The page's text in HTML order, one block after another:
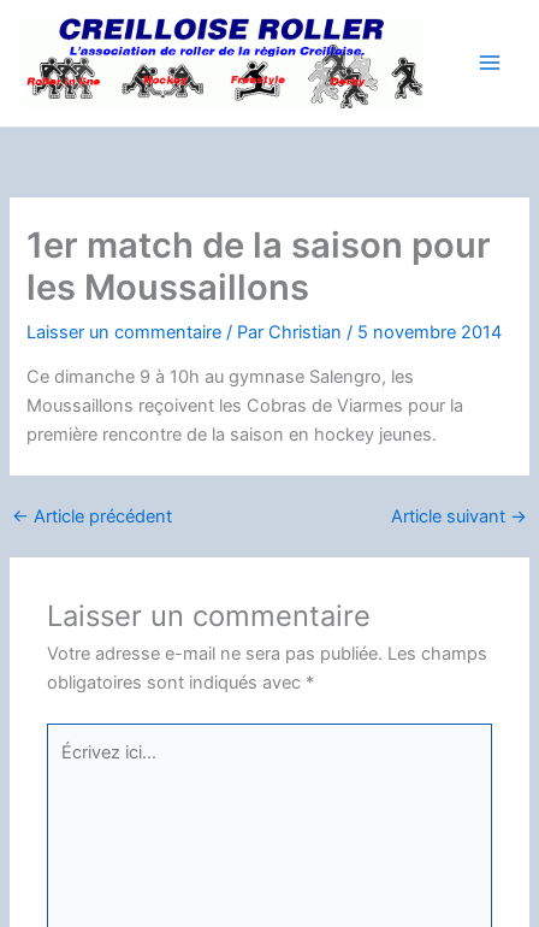
contenu
1er match de la saison pour
les Moussaillons
Laisser un commentaire / ParChristian/ 5 novembre 2014
Ce dimanche 9 à 10h au gymnase Salengro, les
Moussaillons reçoivent les Cobras de Viarmes pour la
première rencontre de la saison en hockey jeunes.
← Article précédent Article suivant →
Laisser un commentaire
Votre adresse e-mail ne sera pas publiée. Les champs
obligatoires sont indiqués avec *
Écrivez
ici…